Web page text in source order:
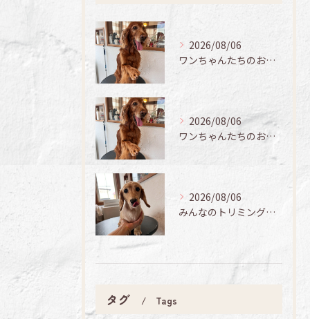
2026/08/06
ワンちゃんたちのお手入れ日記🐶✨
2026/08/06
ワンちゃんたちのお手入れ日記🐶✨
2026/08/06
みんなのトリミング日記🌟
タグ Tags